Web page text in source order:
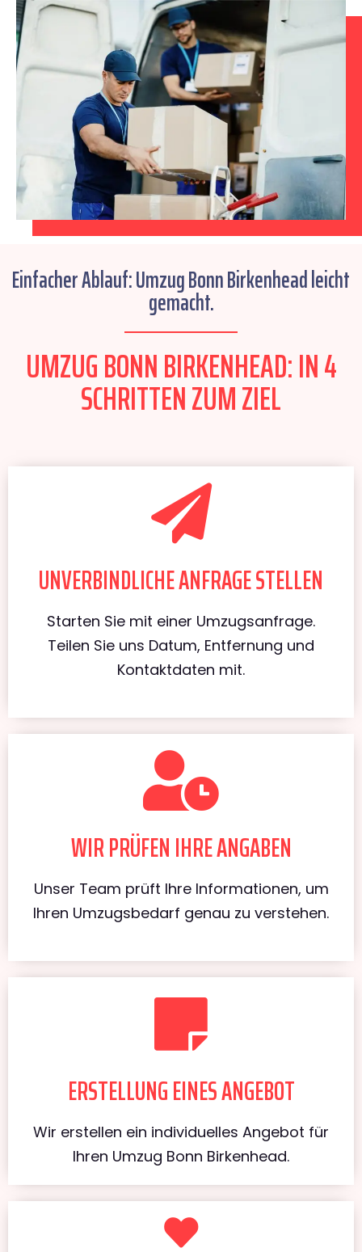
Einfacher Ablauf: Umzug Bonn Birkenhead leicht
gemacht.
UMZUG BONN BIRKENHEAD: IN 4
SCHRITTEN ZUM ZIEL
UNVERBINDLICHE ANFRAGE STELLEN
Starten Sie mit einer Umzugsanfrage.
Teilen Sie uns Datum, Entfernung und
Kontaktdaten mit.
WIR PRÜFEN IHRE ANGABEN
Unser Team prüft Ihre Informationen, um
Ihren Umzugsbedarf genau zu verstehen.
ERSTELLUNG EINES ANGEBOT
Wir erstellen ein individuelles Angebot für
Ihren Umzug Bonn Birkenhead.